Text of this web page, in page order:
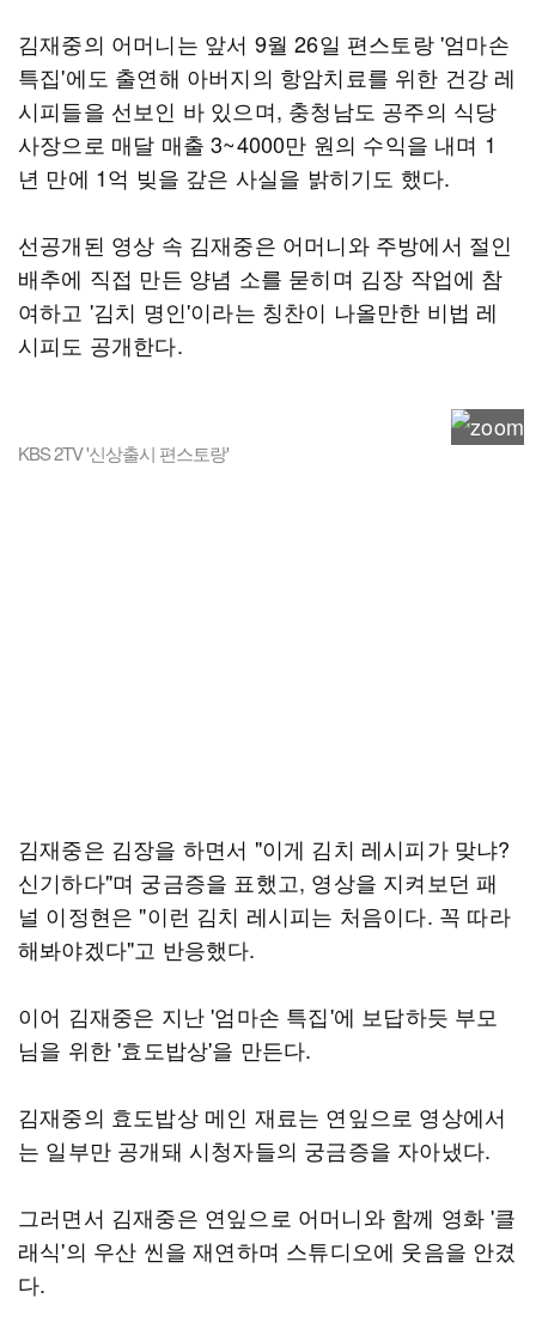
김재중의 어머니는 앞서 9월 26일 편스토랑 '엄마손
특집'에도 출연해 아버지의 항암치료를 위한 건강 레
시피들을 선보인 바 있으며, 충청남도 공주의 식당
사장으로 매달 매출 3~4000만 원의 수익을 내며 1
년 만에 1억 빚을 갚은 사실을 밝히기도 했다.
선공개된 영상 속 김재중은 어머니와 주방에서 절인
배추에 직접 만든 양념 소를 묻히며 김장 작업에 참
여하고 '김치 명인'이라는 칭찬이 나올만한 비법 레
시피도 공개한다.
KBS 2TV '신상출시 편스토랑'
김재중은 김장을 하면서 "이게 김치 레시피가 맞냐?
신기하다"며 궁금증을 표했고, 영상을 지켜보던 패
널 이정현은 "이런 김치 레시피는 처음이다. 꼭 따라
해봐야겠다"고 반응했다.
이어 김재중은 지난 '엄마손 특집'에 보답하듯 부모
님을 위한 '효도밥상'을 만든다.
김재중의 효도밥상 메인 재료는 연잎으로 영상에서
는 일부만 공개돼 시청자들의 궁금증을 자아냈다.
그러면서 김재중은 연잎으로 어머니와 함께 영화 '클
래식'의 우산 씬을 재연하며 스튜디오에 웃음을 안겼
다.